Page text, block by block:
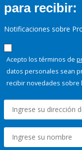
para recibir:
Notificaciones sobre
Acepto los términos de
datos personales sean
recibir novedades sobre